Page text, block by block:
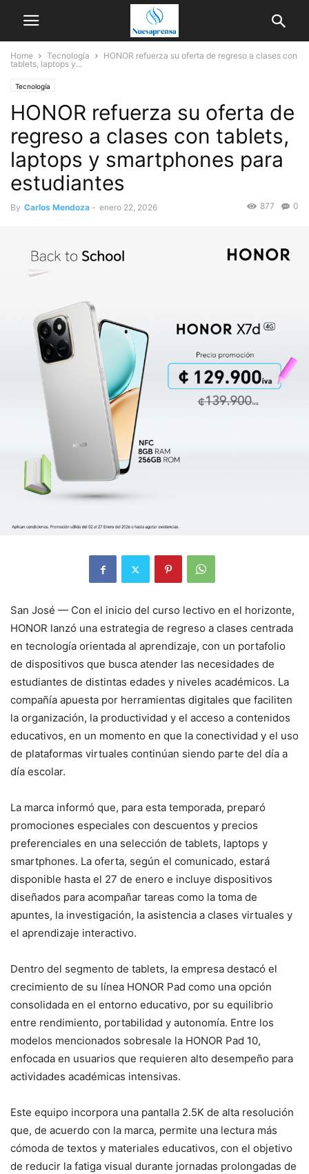
Home Tecnología
HONOR refuerza su oferta de regreso a clases con
tablets, laptops y...
Tecnología
HONOR refuerza su oferta de
regreso a clases con tablets,
laptops y smartphones para
estudiantes
By Carlos Mendoza - enero 22, 2026 0
877
San José — Con el inicio del curso lectivo en el horizonte,
HONOR lanzó una estrategia de regreso a clases centrada
en tecnología orientada al aprendizaje, con un portafolio
de dispositivos que busca atender las necesidades de
estudiantes de distintas edades y niveles académicos. La
compañía apuesta por herramientas digitales que faciliten
la organización, la productividad y el acceso a contenidos
educativos, en un momento en que la conectividad y el uso
de plataformas virtuales continúan siendo parte del día a
día escolar.
La marca informó que, para esta temporada, preparó
promociones especiales con descuentos y precios
preferenciales en una selección de tablets, laptops y
smartphones. La oferta, según el comunicado, estará
disponible hasta el 27 de enero e incluye dispositivos
diseñados para acompañar tareas como la toma de
apuntes, la investigación, la asistencia a clases virtuales y
el aprendizaje interactivo.
Dentro del segmento de tablets, la empresa destacó el
crecimiento de su línea HONOR Pad como una opción
consolidada en el entorno educativo, por su equilibrio
entre rendimiento, portabilidad y autonomía. Entre los
modelos mencionados sobresale la HONOR Pad 10,
enfocada en usuarios que requieren alto desempeño para
actividades académicas intensivas.
Este equipo incorpora una pantalla 2.5K de alta resolución
que, de acuerdo con la marca, permite una lectura más
cómoda de textos y materiales educativos, con el objetivo
de reducir la fatiga visual durante jornadas prolongadas de